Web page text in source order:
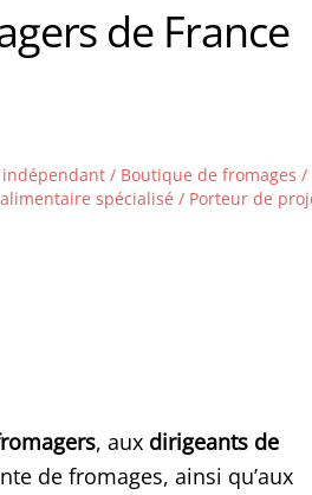
de France
/ Boutique de fromages /
spécialisé / Porteur de
, aux dirigeants de
de fromages, ainsi qu’aux